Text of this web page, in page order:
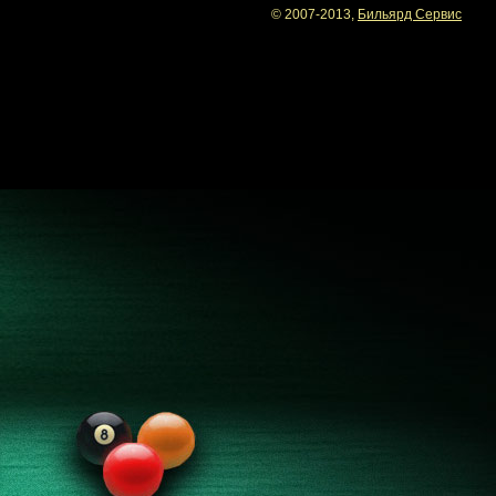
© 2007-2013, Бильярд Сервис